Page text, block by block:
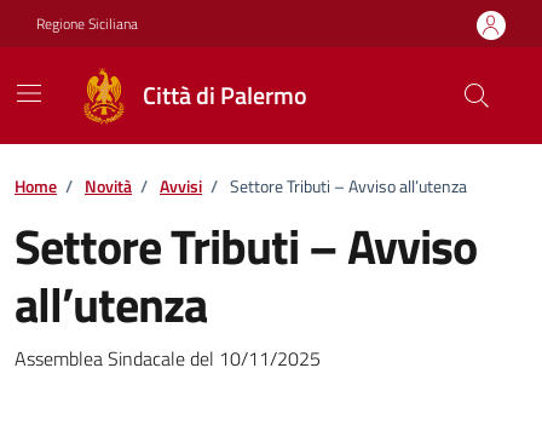
Vai ai contenuti
Vai al footer
Regione Siciliana
Città di Palermo
Home / Novità / Avvisi / Settore Tributi – Avviso all’utenza
Settore Tributi – Avviso
all’utenza
Dettagli della notizia
Assemblea Sindacale del 10/11/2025